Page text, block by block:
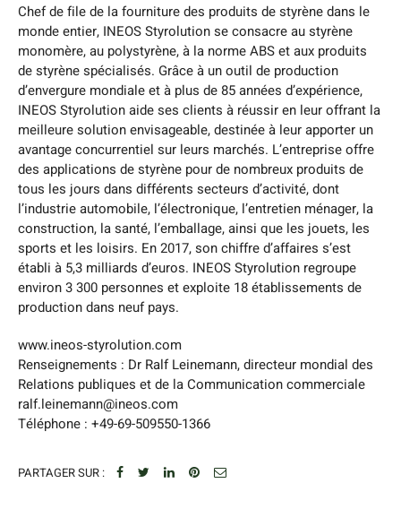
Chef de file de la fourniture des produits de styrène dans le
monde entier, INEOS Styrolution se consacre au styrène
monomère, au polystyrène, à la norme ABS et aux produits
de styrène spécialisés. Grâce à un outil de production
d’envergure mondiale et à plus de 85 années d’expérience,
INEOS Styrolution aide ses clients à réussir en leur offrant la
meilleure solution envisageable, destinée à leur apporter un
avantage concurrentiel sur leurs marchés. L’entreprise offre
des applications de styrène pour de nombreux produits de
tous les jours dans différents secteurs d’activité, dont
l’industrie automobile, l’électronique, l’entretien ménager, la
construction, la santé, l’emballage, ainsi que les jouets, les
sports et les loisirs. En 2017, son chiffre d’affaires s’est
établi à 5,3 milliards d’euros. INEOS Styrolution regroupe
environ 3 300 personnes et exploite 18 établissements de
production dans neuf pays.
www.ineos-styrolution.com
Renseignements : Dr Ralf Leinemann, directeur mondial des
Relations publiques et de la Communication commerciale
ralf.leinemann@ineos.com
Téléphone : +49-69-509550-1366
PARTAGER SUR :